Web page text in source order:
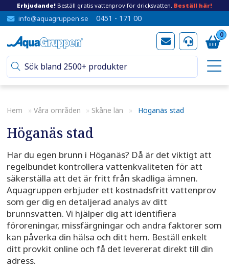
Erbjudande! Beställ gratis vattenprov för dricksvatten. Beställ här!
info@aquagruppen.se 0451 - 171 00
0
Hem » Våra områden » Skåne län » Höganäs stad
Höganäs stad
Har du egen brunn i Höganäs? Då är det viktigt att
regelbundet kontrollera vattenkvaliteten för att
säkerställa att det är fritt från skadliga ämnen.
Aquagruppen erbjuder ett kostnadsfritt vattenprov
som ger dig en detaljerad analys av ditt
brunnsvatten. Vi hjälper dig att identifiera
föroreningar, missfärgningar och andra faktorer som
kan påverka din hälsa och ditt hem. Beställ enkelt
ditt provkit online och få det levererat direkt till din
adress.